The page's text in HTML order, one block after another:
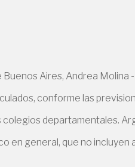
Aires, Andrea
conforme las
departamentales.
en general, que no